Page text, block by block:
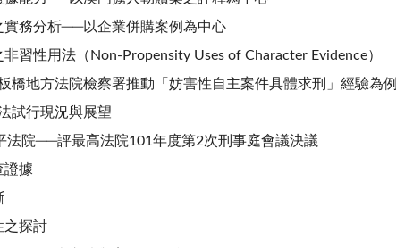
實務分析──以企業併購案例為中心
習性用法（Non-Propensity Uses of Character Evidence）
橋地方法院檢察署推動「妨害性自主案件具體求刑」經驗為例
試行現況與展望
法院──評最高法院101年度第2次刑事庭會議決議
證據
之探討